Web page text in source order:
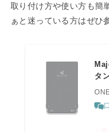
取り付け方や使い方も簡
ぁと迷っている方はぜひ
タ